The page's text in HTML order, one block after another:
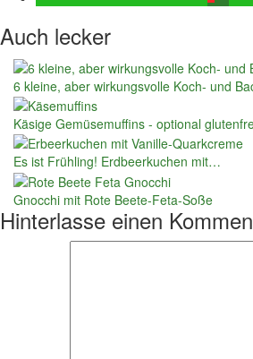
Auch lecker
6 kleine, aber wirkungsvolle Koch- und
Käsige Gemüsemuffins - optional
Es ist Frühling! Erdbeerkuchen mit…
Gnocchi mit Rote Beete-Feta-Soße
Hinterlasse einen